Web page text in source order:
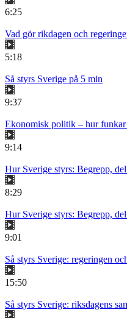
6:25
Vad gör rikdagen och
5:18
Så styrs Sverige på 5 min
9:37
Ekonomisk politik – hur funkar
9:14
Hur Sverige styrs: Begrepp,
8:29
Hur Sverige styrs: Begrepp, del
9:01
Så styrs Sverige: regeringen
15:50
Så styrs Sverige: riksdagens